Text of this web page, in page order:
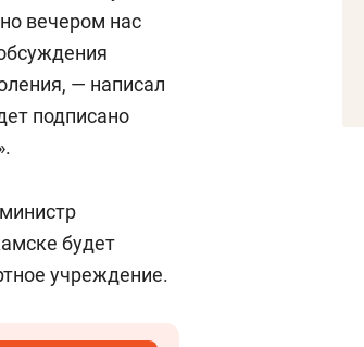
вечером нас
— написал
подписано
министр
будет
учреждение.
состоянием как основа
антихрупких команд